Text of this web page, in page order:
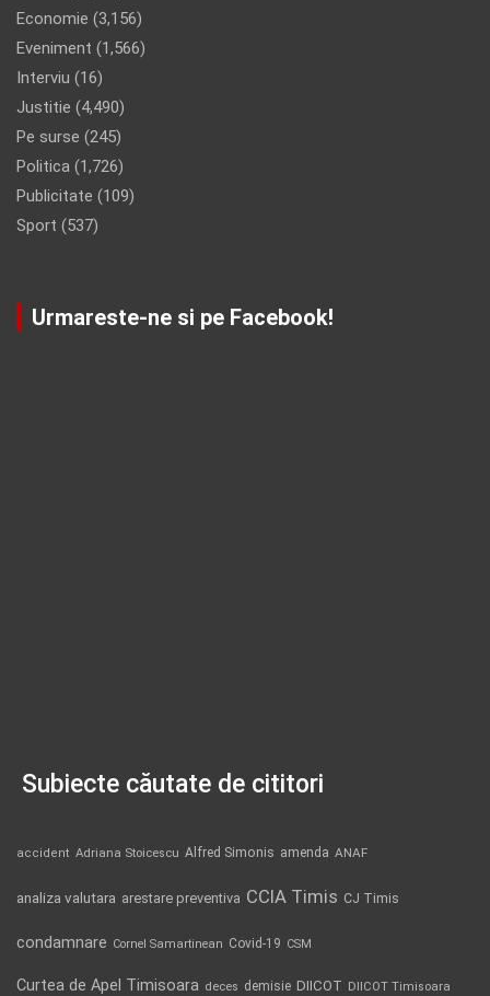
Economie (3,156)
Eveniment (1,566)
Interviu (16)
Justitie (4,490)
Pe surse (245)
Politica (1,726)
Publicitate (109)
Sport (537)
Urmareste-ne si pe Facebook!
Subiecte căutate de cititori
accident Adriana Stoicescu Alfred Simonis amenda ANAF
analiza valutara arestare preventiva CCIA Timis CJ Timis
condamnare Cornel Samartinean Covid-19 CSM
Curtea de Apel Timisoara deces demisie DIICOT DIICOT Timisoara